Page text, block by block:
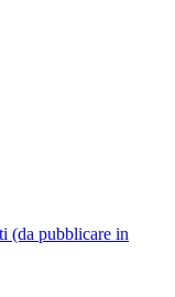
(da pubblicare in